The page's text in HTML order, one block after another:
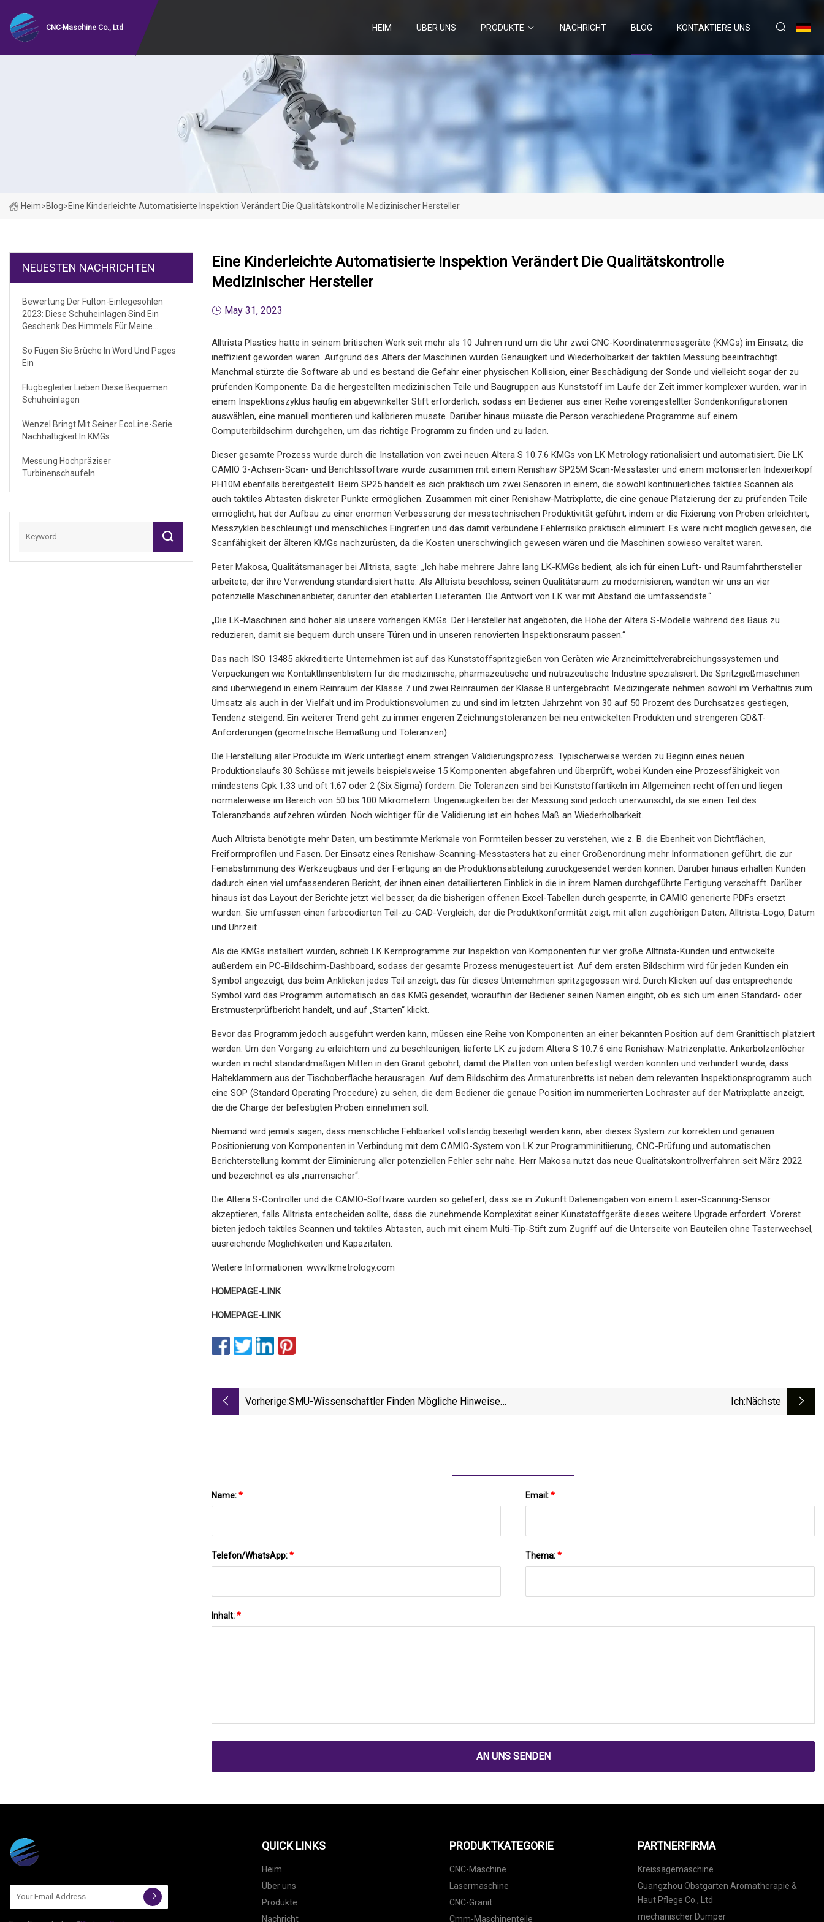
CNC-Maschine Co., Ltd HEIM ÜBER UNS PRODUKTE NACHRICHT BLOG KONTAKTIERE UNS
Heim>Blog>Eine Kinderleichte Automatisierte Inspektion Verändert Die Qualitätskontrolle Medizinischer Hersteller
NEUESTEN NACHRICHTEN
Bewertung Der Fulton-Einlegesohlen
2023: Diese Schuheinlagen Sind Ein
Geschenk Des Himmels Für Meine
So Fügen Sie Brüche In Word Und Pages
Ein
Flugbegleiter Lieben Diese Bequemen
Schuheinlagen
Wenzel Bringt Mit Seiner EcoLine-Serie
Nachhaltigkeit In KMGs
Messung Hochpräziser
Turbinenschaufeln
Eine Kinderleichte Automatisierte Inspektion Verändert Die Qualitätskontrolle
Medizinischer Hersteller
May 31, 2023
Alltrista Plastics hatte in seinem britischen Werk seit mehr als 10 Jahren rund um die Uhr zwei CNC-Koordinatenmessgeräte (KMGs) im Einsatz, die
ineffizient geworden waren. Aufgrund des Alters der Maschinen wurden Genauigkeit und Wiederholbarkeit der taktilen Messung beeinträchtigt.
Manchmal stürzte die Software ab und es bestand die Gefahr einer physischen Kollision, einer Beschädigung der Sonde und vielleicht sogar der zu
prüfenden Komponente. Da die hergestellten medizinischen Teile und Baugruppen aus Kunststoff im Laufe der Zeit immer komplexer wurden, war in
einem Inspektionszyklus häufig ein abgewinkelter Stift erforderlich, sodass ein Bediener aus einer Reihe voreingestellter Sondenkonfigurationen
auswählen, eine manuell montieren und kalibrieren musste. Darüber hinaus müsste die Person verschiedene Programme auf einem
Computerbildschirm durchgehen, um das richtige Programm zu finden und zu laden.
Dieser gesamte Prozess wurde durch die Installation von zwei neuen Altera S 10.7.6 KMGs von LK Metrology rationalisiert und automatisiert. Die LK
CAMIO 3-Achsen-Scan- und Berichtssoftware wurde zusammen mit einem Renishaw SP25M Scan-Messtaster und einem motorisierten Indexierkopf
PH10M ebenfalls bereitgestellt. Beim SP25 handelt es sich praktisch um zwei Sensoren in einem, die sowohl kontinuierliches taktiles Scannen als
auch taktiles Abtasten diskreter Punkte ermöglichen. Zusammen mit einer Renishaw-Matrixplatte, die eine genaue Platzierung der zu prüfenden Teile
ermöglicht, hat der Aufbau zu einer enormen Verbesserung der messtechnischen Produktivität geführt, indem er die Fixierung von Proben erleichtert,
Messzyklen beschleunigt und menschliches Eingreifen und das damit verbundene Fehlerrisiko praktisch eliminiert. Es wäre nicht möglich gewesen, die
Scanfähigkeit der älteren KMGs nachzurüsten, da die Kosten unerschwinglich gewesen wären und die Maschinen sowieso veraltet waren.
Peter Makosa, Qualitätsmanager bei Alltrista, sagte: „Ich habe mehrere Jahre lang LK-KMGs bedient, als ich für einen Luft- und Raumfahrthersteller
arbeitete, der ihre Verwendung standardisiert hatte. Als Alltrista beschloss, seinen Qualitätsraum zu modernisieren, wandten wir uns an vier
potenzielle Maschinenanbieter, darunter den etablierten Lieferanten. Die Antwort von LK war mit Abstand die umfassendste.“
„Die LK-Maschinen sind höher als unsere vorherigen KMGs. Der Hersteller hat angeboten, die Höhe der Altera S-Modelle während des Baus zu
reduzieren, damit sie bequem durch unsere Türen und in unseren renovierten Inspektionsraum passen.“
Das nach ISO 13485 akkreditierte Unternehmen ist auf das Kunststoffspritzgießen von Geräten wie Arzneimittelverabreichungssystemen und
Verpackungen wie Kontaktlinsenblistern für die medizinische, pharmazeutische und nutrazeutische Industrie spezialisiert. Die Spritzgießmaschinen
sind überwiegend in einem Reinraum der Klasse 7 und zwei Reinräumen der Klasse 8 untergebracht. Medizingeräte nehmen sowohl im Verhältnis zum
Umsatz als auch in der Vielfalt und im Produktionsvolumen zu und sind im letzten Jahrzehnt von 30 auf 50 Prozent des Durchsatzes gestiegen,
Tendenz steigend. Ein weiterer Trend geht zu immer engeren Zeichnungstoleranzen bei neu entwickelten Produkten und strengeren GD&T-
Anforderungen (geometrische Bemaßung und Toleranzen).
Die Herstellung aller Produkte im Werk unterliegt einem strengen Validierungsprozess. Typischerweise werden zu Beginn eines neuen
Produktionslaufs 30 Schüsse mit jeweils beispielsweise 15 Komponenten abgefahren und überprüft, wobei Kunden eine Prozessfähigkeit von
mindestens Cpk 1,33 und oft 1,67 oder 2 (Six Sigma) fordern. Die Toleranzen sind bei Kunststoffartikeln im Allgemeinen recht offen und liegen
normalerweise im Bereich von 50 bis 100 Mikrometern. Ungenauigkeiten bei der Messung sind jedoch unerwünscht, da sie einen Teil des
Toleranzbands aufzehren würden. Noch wichtiger für die Validierung ist ein hohes Maß an Wiederholbarkeit.
Auch Alltrista benötigte mehr Daten, um bestimmte Merkmale von Formteilen besser zu verstehen, wie z. B. die Ebenheit von Dichtflächen,
Freiformprofilen und Fasen. Der Einsatz eines Renishaw-Scanning-Messtasters hat zu einer Größenordnung mehr Informationen geführt, die zur
Feinabstimmung des Werkzeugbaus und der Fertigung an die Produktionsabteilung zurückgesendet werden können. Darüber hinaus erhalten Kunden
dadurch einen viel umfassenderen Bericht, der ihnen einen detaillierteren Einblick in die in ihrem Namen durchgeführte Fertigung verschafft. Darüber
hinaus ist das Layout der Berichte jetzt viel besser, da die bisherigen offenen Excel-Tabellen durch gesperrte, in CAMIO generierte PDFs ersetzt
wurden. Sie umfassen einen farbcodierten Teil-zu-CAD-Vergleich, der die Produktkonformität zeigt, mit allen zugehörigen Daten, Alltrista-Logo, Datum
und Uhrzeit.
Als die KMGs installiert wurden, schrieb LK Kernprogramme zur Inspektion von Komponenten für vier große Alltrista-Kunden und entwickelte
außerdem ein PC-Bildschirm-Dashboard, sodass der gesamte Prozess menügesteuert ist. Auf dem ersten Bildschirm wird für jeden Kunden ein
Symbol angezeigt, das beim Anklicken jedes Teil anzeigt, das für dieses Unternehmen spritzgegossen wird. Durch Klicken auf das entsprechende
Symbol wird das Programm automatisch an das KMG gesendet, woraufhin der Bediener seinen Namen eingibt, ob es sich um einen Standard- oder
Erstmusterprüfbericht handelt, und auf „Starten“ klickt.
Bevor das Programm jedoch ausgeführt werden kann, müssen eine Reihe von Komponenten an einer bekannten Position auf dem Granittisch platziert
werden. Um den Vorgang zu erleichtern und zu beschleunigen, lieferte LK zu jedem Altera S 10.7.6 eine Renishaw-Matrizenplatte. Ankerbolzenlöcher
wurden in nicht standardmäßigen Mitten in den Granit gebohrt, damit die Platten von unten befestigt werden konnten und verhindert wurde, dass
Halteklammern aus der Tischoberfläche herausragen. Auf dem Bildschirm des Armaturenbretts ist neben dem relevanten Inspektionsprogramm auch
eine SOP (Standard Operating Procedure) zu sehen, die dem Bediener die genaue Position im nummerierten Lochraster auf der Matrixplatte anzeigt,
die die Charge der befestigten Proben einnehmen soll.
Niemand wird jemals sagen, dass menschliche Fehlbarkeit vollständig beseitigt werden kann, aber dieses System zur korrekten und genauen
Positionierung von Komponenten in Verbindung mit dem CAMIO-System von LK zur Programminitiierung, CNC-Prüfung und automatischen
Berichterstellung kommt der Eliminierung aller potenziellen Fehler sehr nahe. Herr Makosa nutzt das neue Qualitätskontrollverfahren seit März 2022
und bezeichnet es als „narrensicher“.
Die Altera S-Controller und die CAMIO-Software wurden so geliefert, dass sie in Zukunft Dateneingaben von einem Laser-Scanning-Sensor
akzeptieren, falls Alltrista entscheiden sollte, dass die zunehmende Komplexität seiner Kunststoffgeräte dieses weitere Upgrade erfordert. Vorerst
bieten jedoch taktiles Scannen und taktiles Abtasten, auch mit einem Multi-Tip-Stift zum Zugriff auf die Unterseite von Bauteilen ohne Tasterwechsel,
ausreichende Möglichkeiten und Kapazitäten.
Weitere Informationen: www.lkmetrology.com
HOMEPAGE-LINK
HOMEPAGE-LINK
Vorherige:SMU-Wissenschaftler Finden Mögliche Hinweise
Ich:nächste
Name:* Email:*
Telefon/WhatsApp:* Thema:*
Inhalt:*
AN UNS SENDEN
QUICK LINKS
Heim
Über uns
Produkte
Nachricht
PRODUKTKATEGORIE
CNC-Maschine
Lasermaschine
CNC-Granit
Cmm-Maschinenteile
PARTNERFIRMA
Kreissägemaschine
Guangzhou Obstgarten Aromatherapie &
Haut Pflege Co., Ltd
mechanischer Dumper